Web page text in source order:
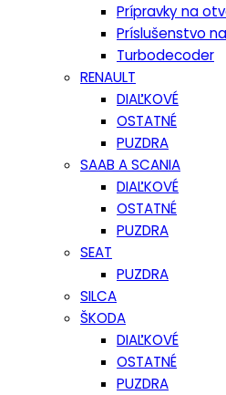
Prípravky na
Príslušenstvo
Turbodecoder
RENAULT
DIAĽKOVÉ
OSTATNÉ
PUZDRA
SAAB A SCANIA
DIAĽKOVÉ
OSTATNÉ
PUZDRA
SEAT
PUZDRA
SILCA
ŠKODA
DIAĽKOVÉ
OSTATNÉ
PUZDRA